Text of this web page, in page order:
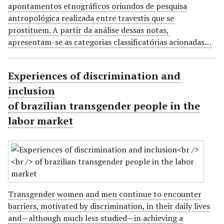
apontamentos etnográficos oriundos de pesquisa
antropológica realizada entre travestis que se
prostituem. A partir da análise dessas notas,
apresentam-se as categorias classificatórias acionadas…
Experiences of discrimination and
inclusion
of brazilian transgender people in the
labor market
Transgender women and men continue to encounter
barriers, motivated by discrimination, in their daily lives
and—although much less studied—in achieving a